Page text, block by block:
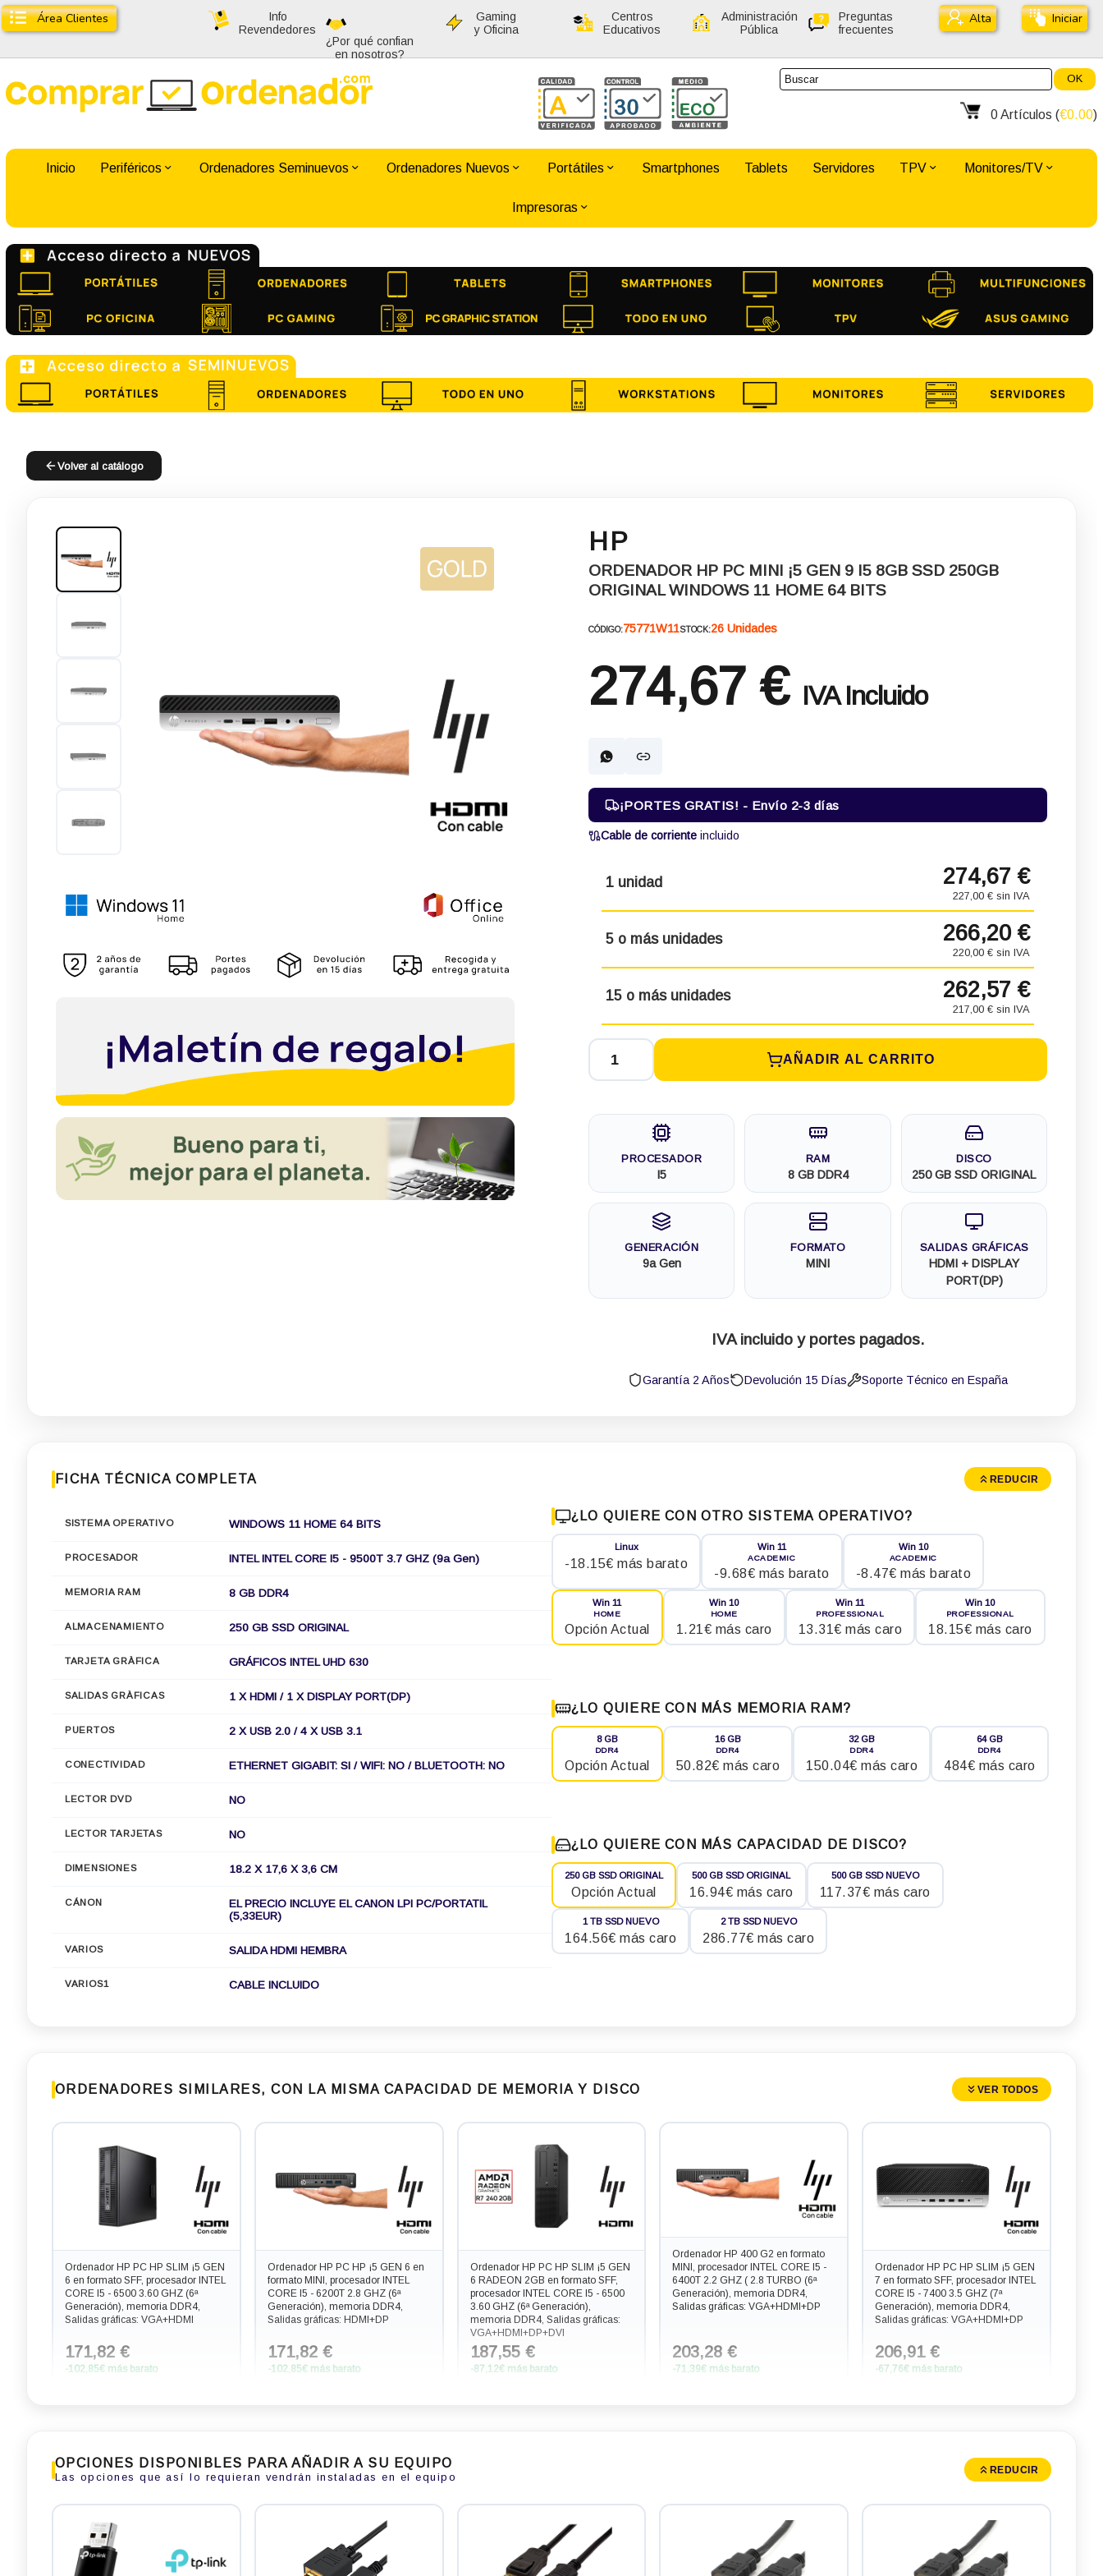
Área Clientes
Info
Revendedores
¿Por qué confian
en nosotros?
Gaming
y Oficina
Centros
Educativos
Administración
Pública
Preguntas
frecuentes
Iniciar
Alta
OK
0Artículos (€0.00)
Inicio Periféricos Ordenadores Seminuevos Ordenadores Nuevos Portátiles Smartphones Tablets Servidores TPV Monitores/TV
Impresoras
Volver al catálogo
HP
ORDENADOR HP PC MINI ¡5 GEN 9 I5 8GB SSD 250GB
ORIGINAL WINDOWS 11 HOME 64 BITS
CÓDIGO:75771W11STOCK:26 Unidades
274,67 € IVA Incluido
¡PORTES GRATIS! - Envío 2-3 días
Cable de corrienteincluido
1 unidad 274,67 €
227,00 € sin IVA
5 o más unidades 266,20 €
220,00 € sin IVA
15 o más unidades 262,57 €
217,00 € sin IVA
AÑADIR AL CARRITO
PROCESADOR
I5
RAM
8 GB DDR4
DISCO
250 GB SSD ORIGINAL
GENERACIÓN
9a Gen
FORMATO
MINI
SALIDAS GRÁFICAS
HDMI + DISPLAY
PORT(DP)
IVA incluido y portes pagados.
Garantía 2 Años Devolución 15 Días Soporte Técnico en España
FICHA TÉCNICA COMPLETA REDUCIR
SISTEMA OPERATIVO WINDOWS 11 HOME 64 BITS
PROCESADOR INTEL INTEL CORE I5 - 9500T 3.7 GHZ (9a Gen)
MEMORIA RAM 8 GB DDR4
ALMACENAMIENTO 250 GB SSD ORIGINAL
TARJETA GRÀFICA GRÁFICOS INTEL UHD 630
SALIDAS GRÀFICAS 1 X HDMI / 1 X DISPLAY PORT(DP)
PUERTOS 2 X USB 2.0 / 4 X USB 3.1
CONECTIVIDAD ETHERNET GIGABIT: SI / WIFI: NO / BLUETOOTH: NO
LECTOR DVD NO
LECTOR TARJETAS NO
DIMENSIONES 18.2 X 17,6 X 3,6 CM
CÁNON
EL PRECIO INCLUYE EL CANON LPI PC/PORTATIL
(5,33EUR)
VARIOS SALIDA HDMI HEMBRA
VARIOS1 CABLE INCLUIDO
¿LO QUIERE CON OTRO SISTEMA OPERATIVO?
Linux
-18.15€ más barato
Win 11
ACADEMIC
-9.68€ más barato
Win 10
ACADEMIC
-8.47€ más barato
Win 11
HOME
Opción Actual
Win 10
HOME
1.21€ más caro
Win 11
PROFESSIONAL
13.31€ más caro
Win 10
PROFESSIONAL
18.15€ más caro
¿LO QUIERE CON MÁS MEMORIA RAM?
8 GB
DDR4
Opción Actual
16 GB
DDR4
50.82€ más caro
32 GB
DDR4
150.04€ más caro
64 GB
DDR4
484€ más caro
¿LO QUIERE CON MÁS CAPACIDAD DE DISCO?
250 GB SSD ORIGINAL
Opción Actual
500 GB SSD ORIGINAL
16.94€ más caro
500 GB SSD NUEVO
117.37€ más caro
1 TB SSD NUEVO
164.56€ más caro
2 TB SSD NUEVO
286.77€ más caro
ORDENADORES SIMILARES, CON LA MISMA CAPACIDAD DE MEMORIA Y DISCO VER TODOS
Ordenador HP PC HP SLIM ¡5 GEN
6 en formato SFF, procesador INTEL
CORE I5 - 6500 3.60 GHZ (6ª
Generación), memoria DDR4,
Salidas gráficas: VGA+HDMI
171,82 €
-102,85€ más barato
Ordenador HP PC HP ¡5 GEN 6 en
formato MINI, procesador INTEL
CORE I5 - 6200T 2.8 GHZ (6ª
Generación), memoria DDR4,
Salidas gráficas: HDMI+DP
171,82 €
-102,85€ más barato
Ordenador HP PC HP SLIM ¡5 GEN
6 RADEON 2GB en formato SFF,
procesador INTEL CORE I5 - 6500
3.60 GHZ (6ª Generación),
memoria DDR4, Salidas gráficas:
VGA+HDMI+DP+DVI
187,55 €
-87,12€ más barato
Ordenador HP 400 G2 en formato
MINI, procesador INTEL CORE I5 -
6400T 2.2 GHZ ( 2.8 TURBO (6ª
Generación), memoria DDR4,
Salidas gráficas: VGA+HDMI+DP
203,28 €
-71,39€ más barato
Ordenador HP PC HP SLIM ¡5 GEN
7 en formato SFF, procesador INTEL
CORE I5 - 7400 3.5 GHZ (7ª
Generación), memoria DDR4,
Salidas gráficas: VGA+HDMI+DP
206,91 €
-67,76€ más barato
Ordenador HP PC HP ¡5 GEN 8 en
formato MINI, procesador INTEL
CORE I5 - 8400T 3.3 GHZ (8ª
Ordenador HP PC HP SLIM ¡7 GEN
6 en formato SFF, procesador INTEL
CORE I7 - 6700 4.0 GHZ (6ª
Ordenador HP PC HP SLIM ¡3 GEN
9 RADEON 2GB en formato SFF,
procesador CORE I3 - 9100 4.2
Ordenador HP PC HP SLIM ¡7 GEN
7 en formato SFF, procesador INTEL
CORE I7 - 7700 4.2 GHZ (7ª
Ordenador INTEL NUC NUC 717
BNH en formato MINI, procesador
INTEL CORE I7 - 7567 4.0 GHZ (7ª
OPCIONES DISPONIBLES PARA AÑADIR A SU EQUIPO
Las opciones que así lo requieran vendrán instaladas en el equipo
REDUCIR